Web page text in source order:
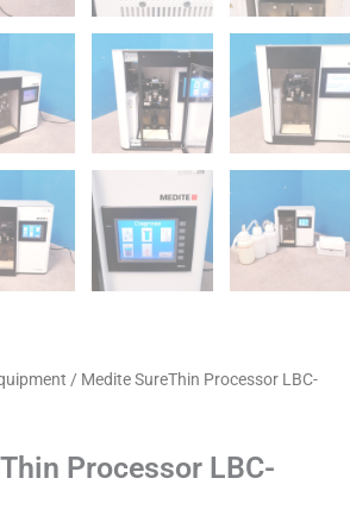
/ Medite SureThin Processor LBC-
Processor LBC-